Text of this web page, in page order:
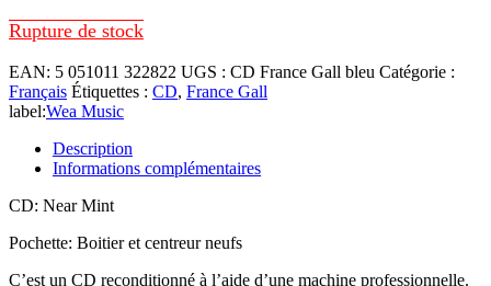
Rupture de stock
EAN: 5 051011 322822 UGS : CD France Gall bleu Catégorie :
Français Étiquettes : CD, France Gall
label:Wea Music
Description
Informations complémentaires
CD: Near Mint
Pochette: Boitier et centreur neufs
C’est un CD reconditionné à l’aide d’une machine professionnelle.